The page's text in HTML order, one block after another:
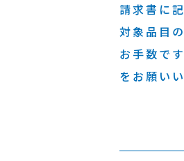
請求書に
対象品目
お手数で
をお願い